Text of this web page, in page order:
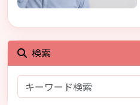
検索